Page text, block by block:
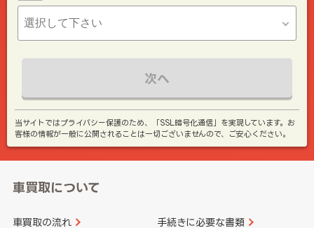
次へ
当サイトではプライバシー保護のため、「SSL暗号化通信」を実現しています。お
客様の情報が一般に公開されることは一切ございませんので、ご安心ください。
車買取について
車買取の流れ 手続きに必要な書類